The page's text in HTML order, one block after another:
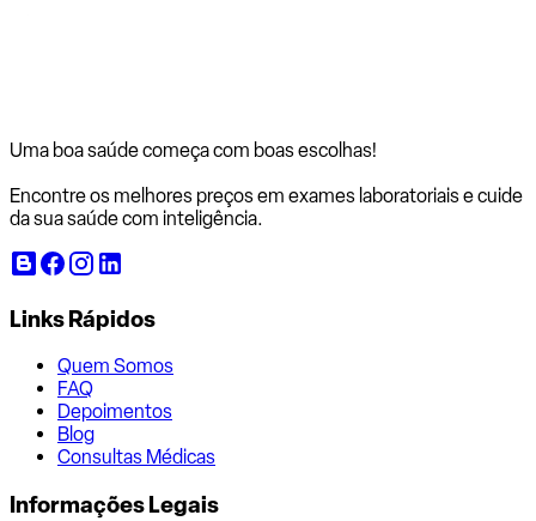
Uma boa saúde começa com boas escolhas!
Encontre os melhores preços em exames laboratoriais e cuide
da sua saúde com inteligência.
Links Rápidos
Quem Somos
FAQ
Depoimentos
Blog
Consultas Médicas
Informações Legais